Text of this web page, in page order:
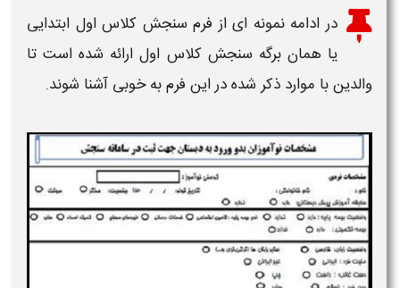
در ادامه نمونه ای از فرم سنجش کلاس اول ابتدایی
یا همان برگه سنجش کلاس اولارائه شده است تا
والدین با موارد ذکر شده در این فرمبه خوبی آشنا شوند.